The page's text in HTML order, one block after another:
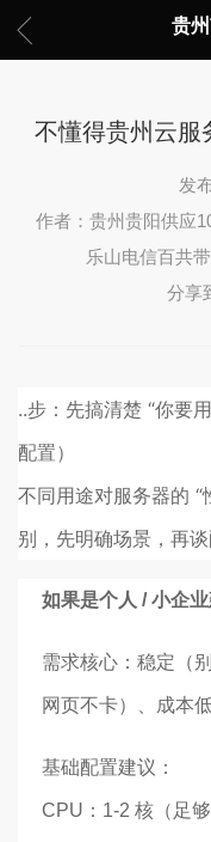
贵
不懂得贵州云服
发
作者：贵州贵阳供应
乐山电信百共
分享
..步：先搞清楚 “你要
配置）
不同用途对服务器的
别，先明确场景，再谈
如果是个人 / 小企
需求核心：稳定（
网页不卡）、成本低
基础配置建议：
CPU：1-2 核（足